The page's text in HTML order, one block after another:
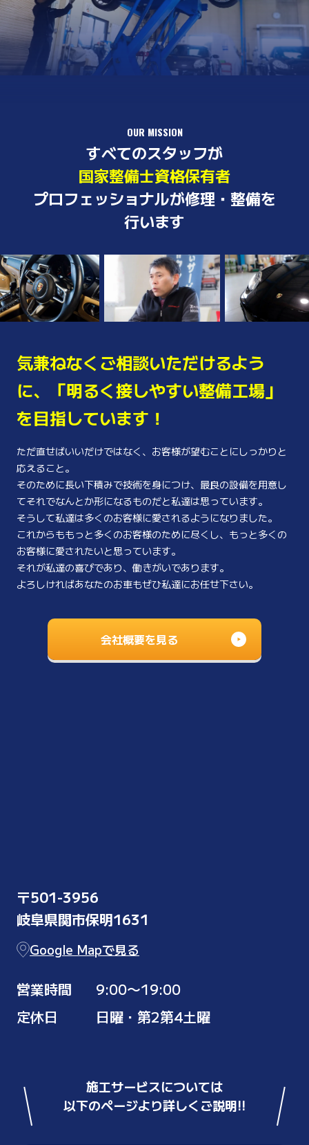
OUR MISSION
すべてのスタッフが
国家整備士資格保有者
プロフェッショナルが修理・整備を
行います
気兼ねなくご相談いただけるよう
に、
「明るく接しやすい整備工場」
を目指しています！
ただ直せばいいだけではなく、お客様が望むことにしっかりと
応えること。
そのために長い下積みで技術を身につけ、最良の設備を用意し
てそれでなんとか形になるものだと私達は思っています。
そうして私達は多くのお客様に愛されるようになりました。
これからももっと多くのお客様のために尽くし、もっと多くの
お客様に愛されたいと思っています。
それが私達の喜びであり、働きがいであります。
よろしければあなたのお車もぜひ私達にお任せ下さい。
会社概要を見る
〒501-3956
岐阜県関市保明1631
Google Mapで見る
営業時間
9:00〜19:00
定休日
日曜・第2第4土曜
施工サービスについては
以下のページより詳しくご説明!!